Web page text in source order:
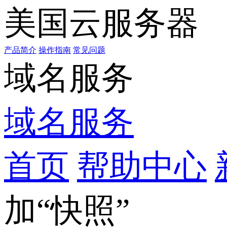
美国云服务器
产品简介 操作指南 常见问题
域名服务
域名服务
首页 帮助中心
加“快照”